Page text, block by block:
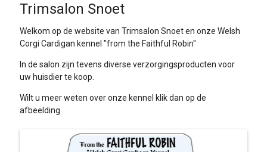
Trimsalon Snoet
Welkom op de website van Trimsalon Snoet en onze Welsh
Corgi Cardigan kennel "from the Faithful Robin"
In de salon zijn tevens diverse verzorgingsproducten voor
uw huisdier te koop.
Wilt u meer weten over onze kennel klik dan op de
afbeelding